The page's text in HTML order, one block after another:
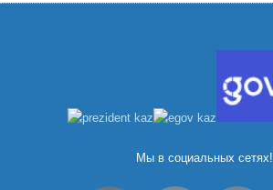
Мы в социальных сетях!